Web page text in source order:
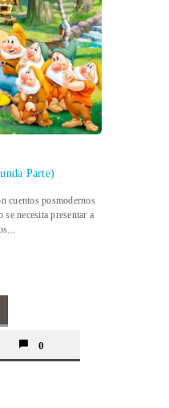
Parte)
cuentos posmodernos
necesita presentar a
0